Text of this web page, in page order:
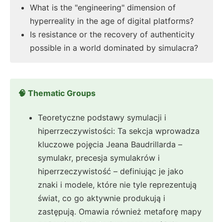
What is the "engineering" dimension of
hyperreality in the age of digital platforms?
Is resistance or the recovery of authenticity
possible in a world dominated by simulacra?
🧠 Thematic Groups
Teoretyczne podstawy symulacji i
hiperrzeczywistości: Ta sekcja wprowadza
kluczowe pojęcia Jeana Baudrillarda –
symulakr, precesja symulakrów i
hiperrzeczywistość – definiując je jako
znaki i modele, które nie tyle reprezentują
świat, co go aktywnie produkują i
zastępują. Omawia również metaforę mapy